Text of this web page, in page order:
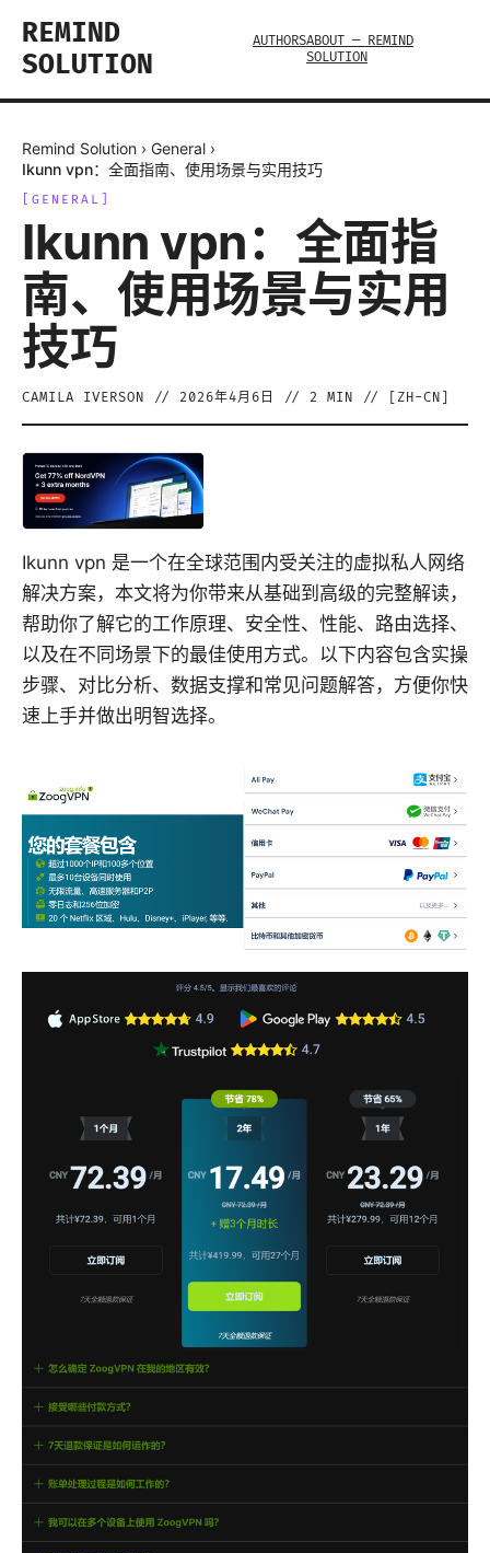
REMIND
SOLUTION
AUTHORSABOUT — REMIND
SOLUTION
Remind Solution › General ›
Ikunn vpn：全面指南、使用场景与实用技巧
GENERAL
Ikunn vpn：全面指
南、使用场景与实用
技巧
CAMILA IVERSON // 2026年4月6日 // 2 MIN // [ ZH-CN
Ikunn vpn 是一个在全球范围内受关注的虚拟私人网络
解决方案，本文将为你带来从基础到高级的完整解读，
帮助你了解它的工作原理、安全性、性能、路由选择、
以及在不同场景下的最佳使用方式。以下内容包含实操
步骤、对比分析、数据支撑和常见问题解答，方便你快
速上手并做出明智选择。